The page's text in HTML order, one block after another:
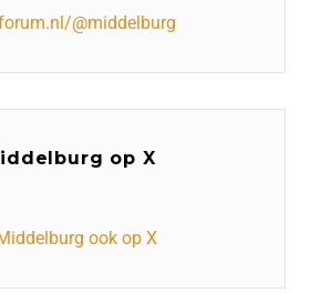
@middelburg
op X
ook op X